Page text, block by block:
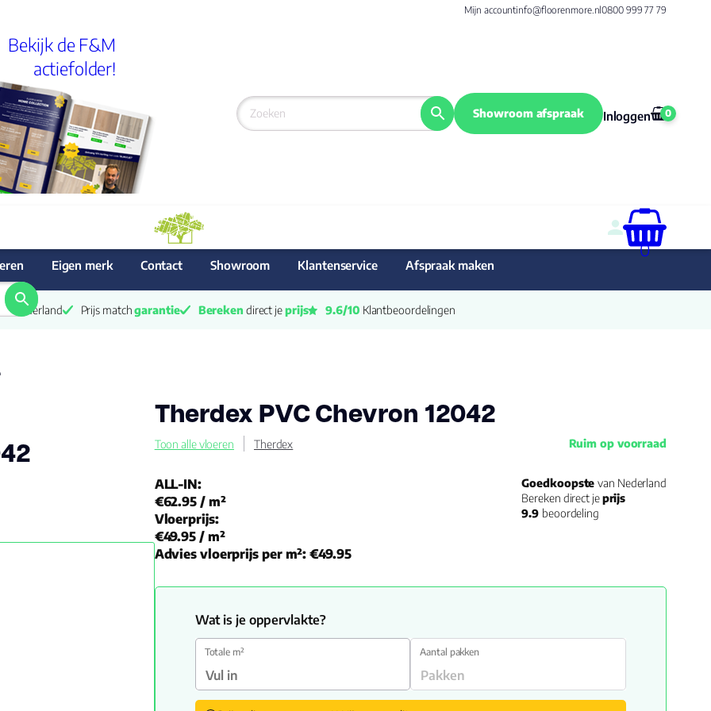
Mijn accountinfo@floorenmore.nl0800 999 77 79
Bekijk de F&M
actiefolder!
Showroom afspraak Inloggen 0
0
Eigen merk Contact Showroom Klantenservice Afspraak maken
Nederland Prijs match garantie Bereken direct je prijs 9.6/10 Klantbeoordelingen
Therdex PVC Chevron 12042
Toon alle vloeren Therdex Ruim op voorraad
ALL-IN:
€62.95 / m²
Vloerprijs:
€49.95 / m²
Advies vloerprijs per m²: €49.95
Goedkoopstevan Nederland
Bereken direct jeprijs
9.9 beoordeling
Wat is je oppervlakte?
Totale m² Aantal pakken